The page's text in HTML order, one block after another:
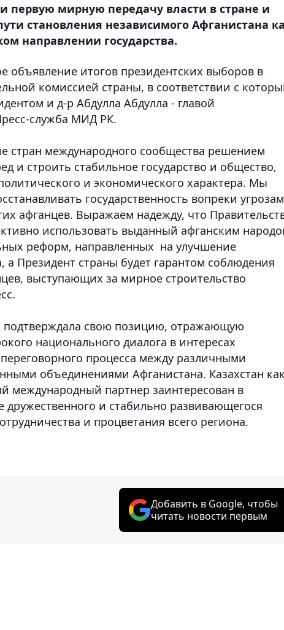
мирную передачу власти в стране и
становления независимого Афганистана
направлении государства.
объявление итогов президентских выборов в
комиссией страны, в соответствии с
и д-р Абдулла Абдулла - главой
служба МИД РК.
стран международного сообщества решением
и строить стабильное государство и общество,
и экономического характера. Мы
государственность вопреки угрозам
афганцев. Выражаем надежду, что
использовать выданный афганским
реформ, направленных на улучшение
а Президент страны будет гарантом соблюдения
выступающих за мирное строительство
подтверждала свою позицию, отражающую
национального диалога в интересах
процесса между различными
объединениями Афганистана. Казахстан
международный партнер заинтересован в
дружественного и стабильно развивающегося
и процветания всего региона.
Добавить в Google, чтобы
читать новости первым